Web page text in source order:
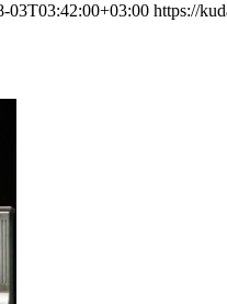
03T03:42:00+03:00 https://